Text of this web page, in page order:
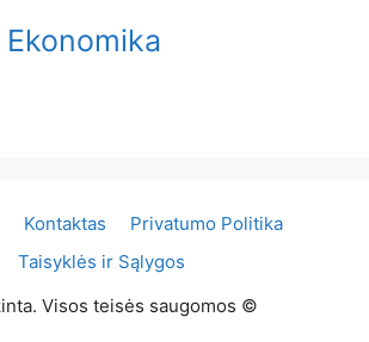
Kontaktas
Privatumo Politika
Taisyklės ir Sąlygos
Visos teisės saugomos ©